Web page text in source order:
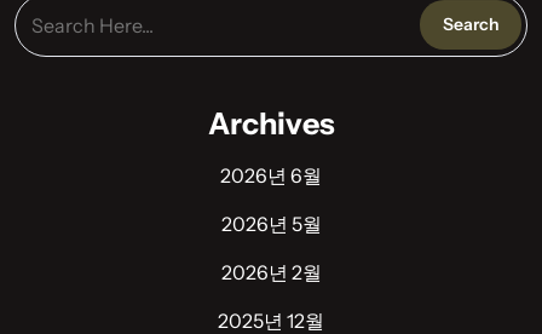
Archives
2026년 6월
2026년 5월
2026년 2월
2025년 12월